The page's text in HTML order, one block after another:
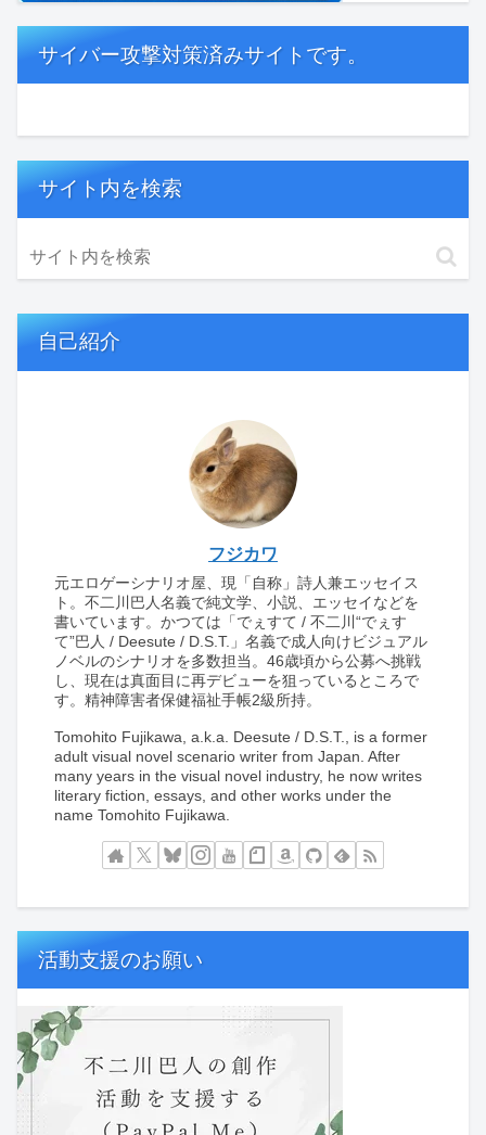
サイバー攻撃対策済みサイトです。
サイト内を検索
自己紹介
フジカワ
元エロゲーシナリオ屋、現「自称」詩人兼エッセイス
ト。不二川巴人名義で純文学、小説、エッセイなどを
書いています。かつては「でぇすて / 不二川“でぇす
て”巴人 / Deesute / D.S.T.」名義で成人向けビジュアル
ノベルのシナリオを多数担当。46歳頃から公募へ挑戦
し、現在は真面目に再デビューを狙っているところで
す。精神障害者保健福祉手帳2級所持。
Tomohito Fujikawa, a.k.a. Deesute / D.S.T., is a former
adult visual novel scenario writer from Japan. After
many years in the visual novel industry, he now writes
literary fiction, essays, and other works under the
name Tomohito Fujikawa.
活動支援のお願い